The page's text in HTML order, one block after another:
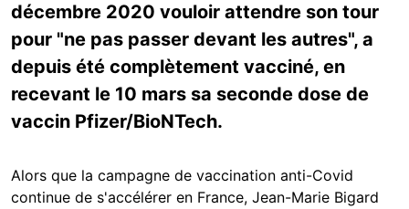
décembre 2020 vouloir attendre son tour
pour "ne pas passer devant les autres", a
depuis été complètement vacciné, en
recevant le 10 mars sa seconde dose de
vaccin Pfizer/BioNTech.
Alors que la campagne de vaccination anti-Covid
continue de s'accélérer en France, Jean-Marie Bigard